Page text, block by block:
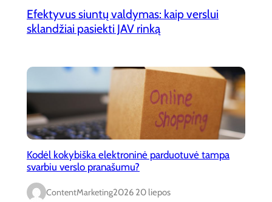
Efektyvus siuntų valdymas: kaip verslui
sklandžiai pasiekti JAV rinką
Kodėl kokybiška elektroninė parduotuvė tampa
svarbiu verslo pranašumu?
ContentMarketing2026 20 liepos